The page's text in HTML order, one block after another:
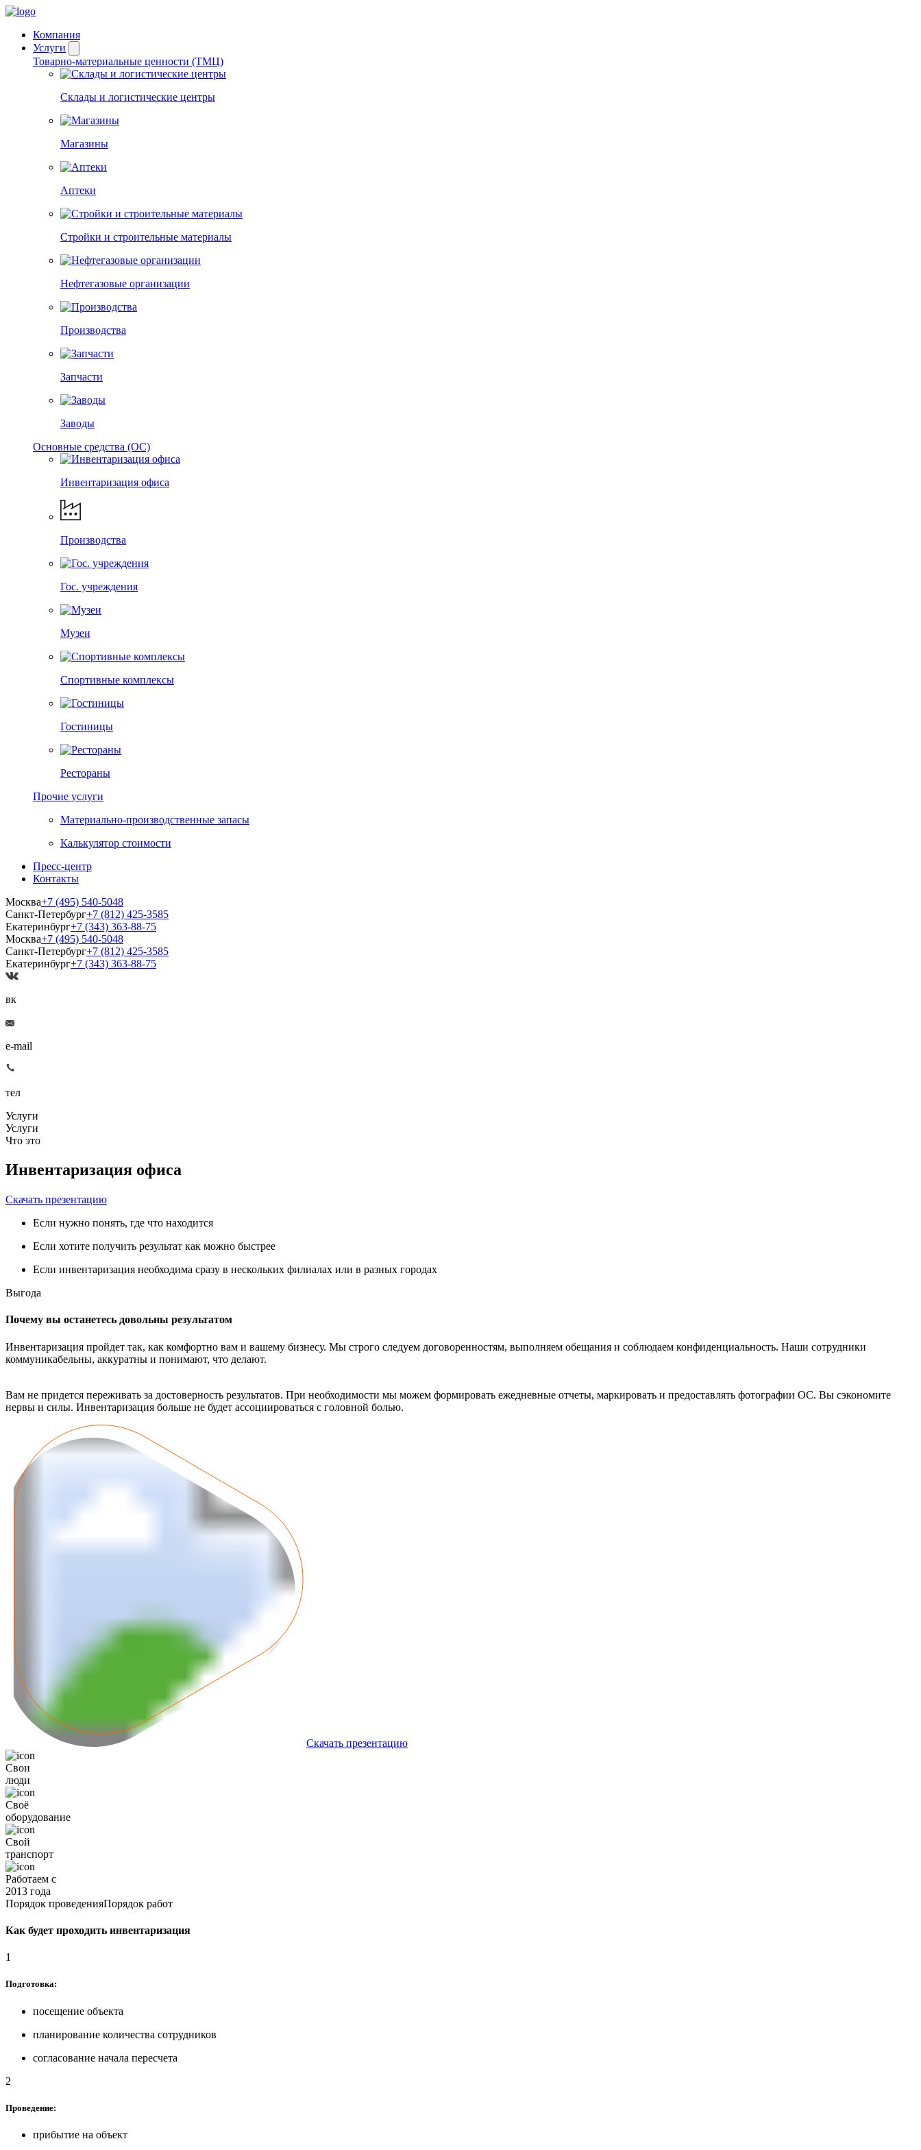
Компания
Услуги
Товарно-материальные ценности (ТМЦ)
Склады и логистические центры
Магазины
Аптеки
Стройки и строительные материалы
Нефтегазовые организации
Производства
Запчасти
Заводы
Основные средства (ОС)
Инвентаризация офиса
Производства
Гос. учреждения
Музеи
Спортивные комплексы
Гостиницы
Рестораны
Прочие услуги
Материально-производственные запасы
Калькулятор стоимости
Пресс-центр
Контакты
Москва+7 (495) 540-5048
Санкт-Петербург+7 (812) 425-3585
Екатеринбург+7 (343) 363-88-75
Москва+7 (495) 540-5048
Санкт-Петербург+7 (812) 425-3585
Екатеринбург+7 (343) 363-88-75
вк
e-mail
тел
Услуги
Услуги
Что это
Инвентаризация офиса
Скачать презентацию
Если нужно понять, где что находится
Если хотите получить результат как можно быстрее
Если инвентаризация необходима сразу в нескольких филиалах или в разных городах
Выгода
Почему вы останетесь довольны результатом
Инвентаризация пройдет так, как комфортно вам и вашему бизнесу. Мы строго следуем договоренностям, выполняем обещания и соблюдаем конфиденциальность. Наши сотрудники
коммуникабельны, аккуратны и понимают, что делают.
Вам не придется переживать за достоверность результатов. При необходимости мы можем формировать ежедневные отчеты, маркировать и предоставлять фотографии ОС. Вы сэкономите
нервы и силы. Инвентаризация больше не будет ассоциироваться с головной болью.
Скачать презентацию
Свои
люди
Своё
оборудование
Свой
транспорт
Работаем с
2013 года
Порядок проведенияПорядок работ
Как будет проходить инвентаризация
1
Подготовка:
посещение объекта
планирование количества сотрудников
согласование начала пересчета
2
Проведение:
прибытие на объект